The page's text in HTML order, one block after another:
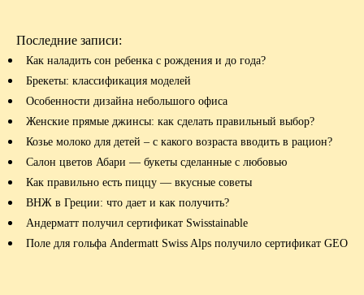
Последние записи:
Как наладить сон ребенка с рождения и до года?
Брекеты: классификация моделей
Особенности дизайна небольшого офиса
Женские прямые джинсы: как сделать правильный выбор?
Козье молоко для детей – с какого возраста вводить в рацион?
Салон цветов Абари — букеты сделанные с любовью
Как правильно есть пиццу — вкусные советы
ВНЖ в Греции: что дает и как получить?
Андерматт получил сертификат Swisstainable
Поле для гольфа Andermatt Swiss Alps получило сертификат GEO